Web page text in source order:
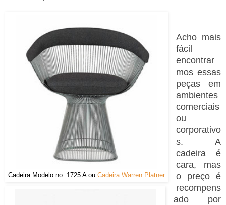
Cadeira Modelo no. 1725 A ou Cadeira Warren Platner
Acho mais
fácil
encontrar
mos essas
peças em
ambientes
comerciais
ou
corporativo
s. A
cadeira é
cara, mas
o preço é
recompens
ado por